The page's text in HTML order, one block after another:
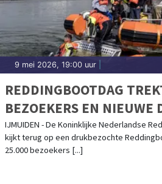
9 mei 2026, 19:00 uur
REDDINGBOOTDAG
BEZOEKERS EN NIEUWE
IJMUIDEN - De Koninklijke Nederlandse
kijkt terug op een drukbezochte
25.000 bezoekers [...]